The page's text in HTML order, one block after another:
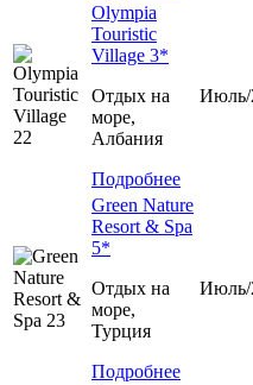
Olympia
Touristic
Village 3*
Отдых на
море,
Албания
Подробнее
Июль/
Green Nature
Resort & Spa
5*
Отдых на
море,
Турция
Подробнее
Июль/